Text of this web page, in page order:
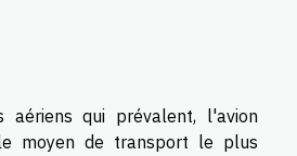
aériens qui prévalent, l'avion
moyen de transport le plus